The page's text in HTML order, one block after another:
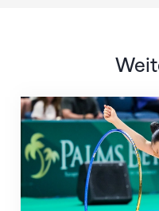
Nächster Halt: